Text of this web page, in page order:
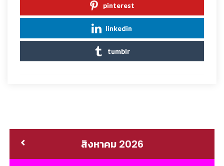
pinterest
linkedin
tumblr
สิงหาคม 2026